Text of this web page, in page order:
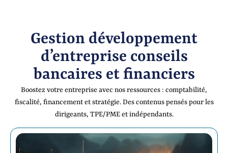
Gestion développement
d’entreprise conseils
bancaires et financiers
Boostez votre entreprise avec nos ressources : comptabilité,
fiscalité, financement et stratégie. Des contenus pensés pour les
dirigeants, TPE/PME et indépendants.